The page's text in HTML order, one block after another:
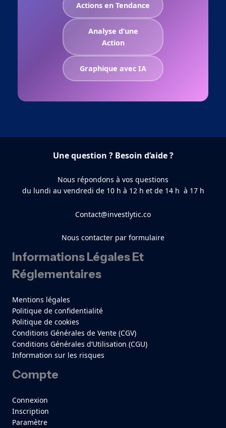
Actions en Tendance
Analyse d’une
Action
Graphique avec IA
Une question ? Besoin d’aide ?
Nous répondons à vos questions
du lundi au vendredi de 10 h à 12 h et de 14 h à 17 h
Contact@investlytic.co
Nous contacter par formulaire
Informations Légales Et
Réglementaires
Mentions légales
Politique de confidentialité
Politique de cookies
Conditions Générales de Vente (CGV)
Conditions Générales d’Utilisation (CGU)
Information sur les risques
Compte
Connexion
Inscription
Paramètre